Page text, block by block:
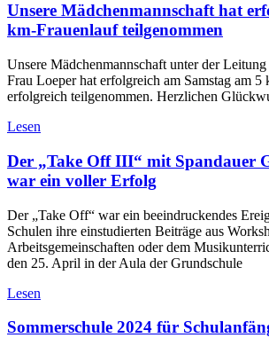
Unsere Mädchenmannschaft hat
km-Frauenlauf teilgenommen
Unsere Mädchenmannschaft unter der
Frau Loeper hat erfolgreich am Samstag am 5
erfolgreich teilgenommen. Herzlichen
Lesen
Der „Take Off III“ mit Spandauer
war ein voller Erfolg
Der „Take Off“ war ein beeindruckendes
Schulen ihre einstudierten Beiträge aus
Arbeitsgemeinschaften oder dem
den 25. April in der Aula der Grundschule
Lesen
Sommerschule 2024 für